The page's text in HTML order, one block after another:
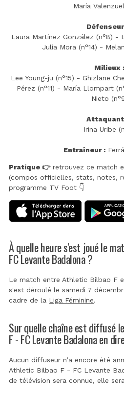
María
Laura Martínez González (n°8) -
Julia Mora (n°14) -
Milieux :
Lee Young-ju (n°15) - Ghizlane
Pérez (n°11) - María Llompart
Nieto
Irina Uribe
Entraîneur :
Pratique 👉retrouvez ce match
(compos officielles, stats, notes,
programme TV Foot 👇
À quelle heure s'est joué le
FC Levante Badalona ?
Le match entre Athletic Bilbao F
s'est déroulé le samedi 7
cadre de la Liga Féminine.
Sur quelle chaîne est diffusé
F - FC Levante Badalona en
Aucun diffuseur n’a encore été
Athletic Bilbao F - FC Levante
de télévision sera connue, elle